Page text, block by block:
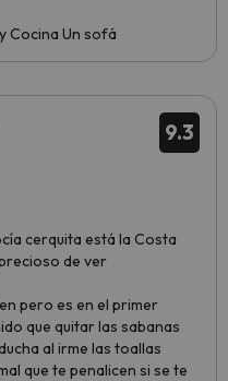
Cocina Un sofá
9.3
cerquita está la Costa
de ver
pero es en el primer
que quitar las sabanas
al irme las toallas
que te penalicen si se te